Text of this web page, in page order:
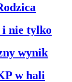
nie tylko
wynik
w hali